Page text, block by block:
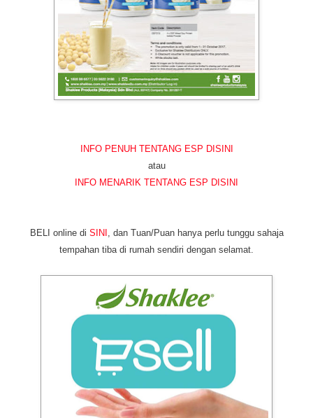
INFO PENUH TENTANG ESP DISINI
atau
INFO MENARIK TENTANG ESP DISINI
BELI online di SINI , dan Tuan/Puan hanya perlu tunggu sahaja
tempahan tiba di rumah sendiri dengan selamat.